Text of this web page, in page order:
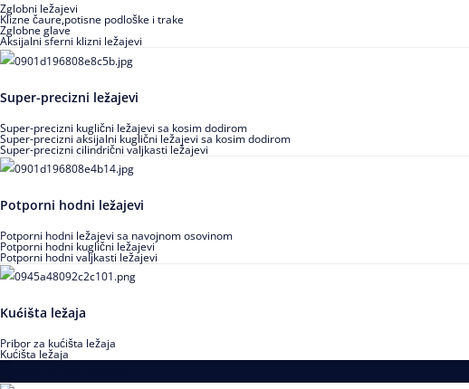
Zglobni ležajevi
Klizne čaure,potisne podloške i trake
Zglobne glave
Aksijalni sferni klizni ležajevi
Super-precizni ležajevi
Super-precizni kuglični ležajevi sa kosim dodirom
Super-precizni aksijalni kuglični ležajevi sa kosim dodirom
Super-precizni cilindrični valjkasti ležajevi
Potporni hodni ležajevi
Potporni hodni ležajevi sa navojnom osovinom
Potporni hodni kuglični ležajevi
Potporni hodni valjkasti ležajevi
Kućišta ležaja
Pribor za kućišta ležaja
Kućišta ležaja